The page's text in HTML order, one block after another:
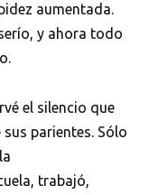
aumentada.
y ahora todo
el silencio que
parientes. Sólo
trabajó,